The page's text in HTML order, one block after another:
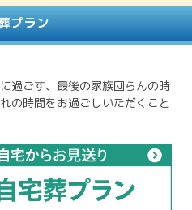
プラン
過ごす、最後の家族団らんの時
の時間をお過ごしいただくこと